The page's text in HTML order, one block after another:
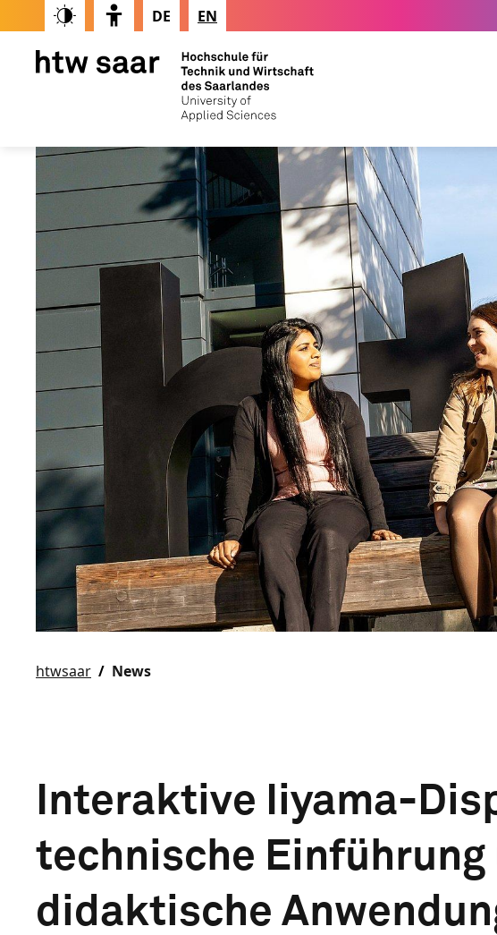
DE EN
htwsaar News
Interaktive Iiyama-
technische Einführung
didaktische